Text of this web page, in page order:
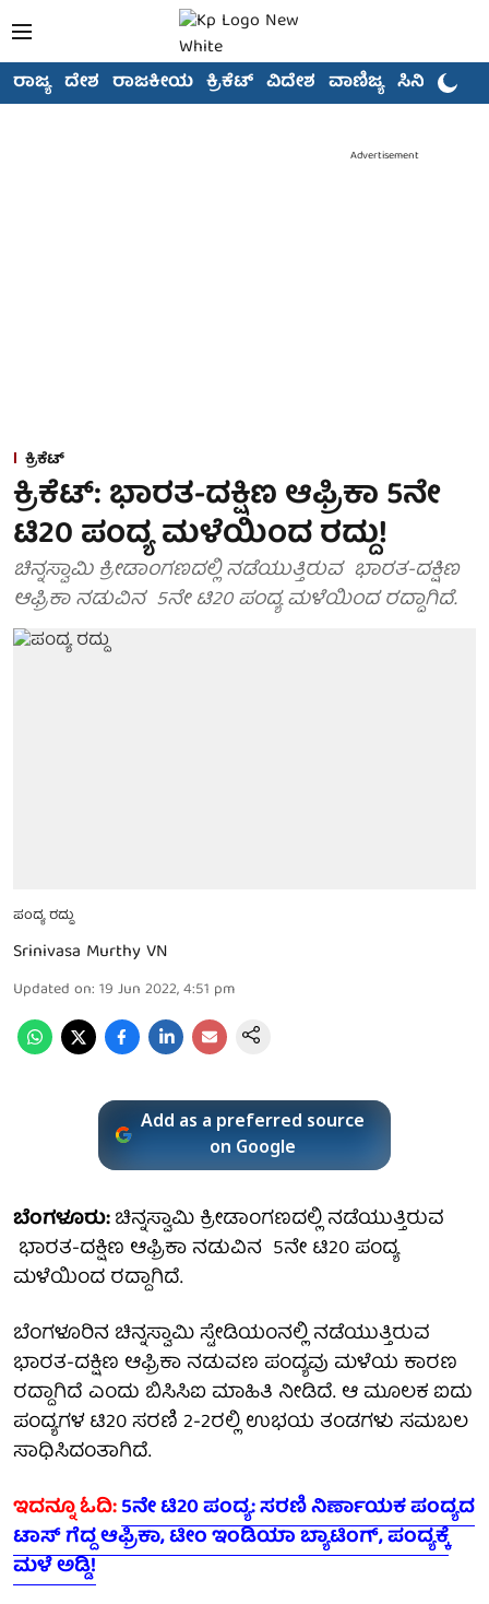
ರಾಜ್ಯ ದೇಶ ರಾಜಕೀಯ ಕ್ರಿಕೆಟ್ ವಿದೇಶ ವಾಣಿಜ್ಯ ಸಿನಿಮಾ
Advertisement
ಕ್ರಿಕೆಟ್
ಕ್ರಿಕೆಟ್: ಭಾರತ-ದಕ್ಷಿಣ ಆಫ್ರಿಕಾ 5ನೇ
ಟಿ20 ಪಂದ್ಯ ಮಳೆಯಿಂದ ರದ್ದು!
ಚಿನ್ನಸ್ವಾಮಿ ಕ್ರೀಡಾಂಗಣದಲ್ಲಿ ನಡೆಯುತ್ತಿರುವ ಭಾರತ-ದಕ್ಷಿಣ
ಆಫ್ರಿಕಾ ನಡುವಿನ 5ನೇ ಟಿ20 ಪಂದ್ಯ ಮಳೆಯಿಂದ ರದ್ದಾಗಿದೆ.
ಪಂದ್ಯ ರದ್ದು
Srinivasa Murthy VN
Updated on: 19 Jun 2022, 4:51 pm
Add as a preferred source
on Google
ಬೆಂಗಳೂರು:ಚಿನ್ನಸ್ವಾಮಿ ಕ್ರೀಡಾಂಗಣದಲ್ಲಿ ನಡೆಯುತ್ತಿರುವ
ಭಾರತ-ದಕ್ಷಿಣ ಆಫ್ರಿಕಾ ನಡುವಿನ 5ನೇ ಟಿ20 ಪಂದ್ಯ
ಮಳೆಯಿಂದ ರದ್ದಾಗಿದೆ.
ಬೆಂಗಳೂರಿನ ಚಿನ್ನಸ್ವಾಮಿ ಸ್ಟೇಡಿಯಂನಲ್ಲಿ ನಡೆಯುತ್ತಿರುವ
ಭಾರತ-ದಕ್ಷಿಣ ಆಫ್ರಿಕಾ ನಡುವಣ ಪಂದ್ಯವು ಮಳೆಯ ಕಾರಣ
ರದ್ದಾಗಿದೆ ಎಂದು ಬಿಸಿಸಿಐ ಮಾಹಿತಿ ನೀಡಿದೆ. ಆ ಮೂಲಕ ಐದು
ಪಂದ್ಯಗಳ ಟಿ20 ಸರಣಿ 2-2ರಲ್ಲಿ ಉಭಯ ತಂಡಗಳು ಸಮಬಲ
ಸಾಧಿಸಿದಂತಾಗಿದೆ.
ಇದನ್ನೂ ಓದಿ:5ನೇ ಟಿ20 ಪಂದ್ಯ: ಸರಣಿ ನಿರ್ಣಾಯಕ ಪಂದ್ಯದ
ಟಾಸ್ ಗೆದ್ದ ಆಫ್ರಿಕಾ, ಟೀಂ ಇಂಡಿಯಾ ಬ್ಯಾಟಿಂಗ್, ಪಂದ್ಯಕ್ಕೆ
ಮಳೆ ಅಡ್ಡಿ!